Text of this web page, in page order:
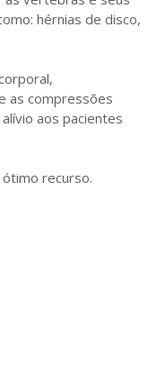
hérnias de disco,
as compressões
aos pacientes
recurso.